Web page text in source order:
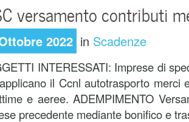
versamento contributi
2022 in Scadenze
INTERESSATI: Imprese di
il Ccnl autotrasporto merci
e aeree. ADEMPIMENTO
precedente mediante bonifico e